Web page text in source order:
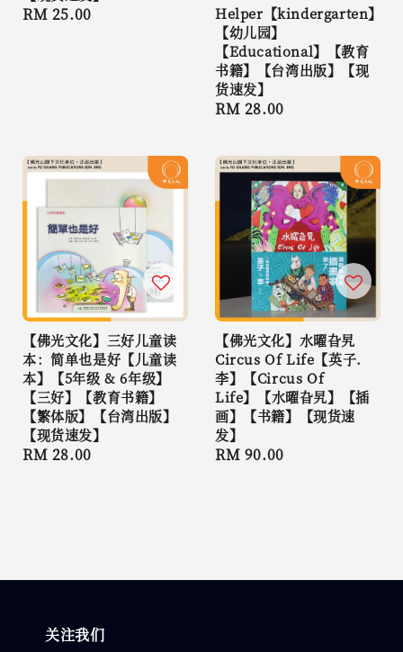
Regular
RM 25.00
Helper【kindergarten】
【幼儿园】
【Educational】【教育
书籍】【台湾出版】【现
货速发】
Regular
RM 28.00
【佛光文化】三好儿童读
本：简单也是好【儿童读
本】【5年级 & 6年级】
【三好】【教育书籍】
【繁体版】【台湾出版】
【现货速发】
Regular
RM 28.00
【佛光文化】水曜旮旯
Circus Of Life【英子.
李】【Circus Of
Life】【水曜旮旯】【插
画】【书籍】【现货速
发】
Regular
RM 90.00
关注我们